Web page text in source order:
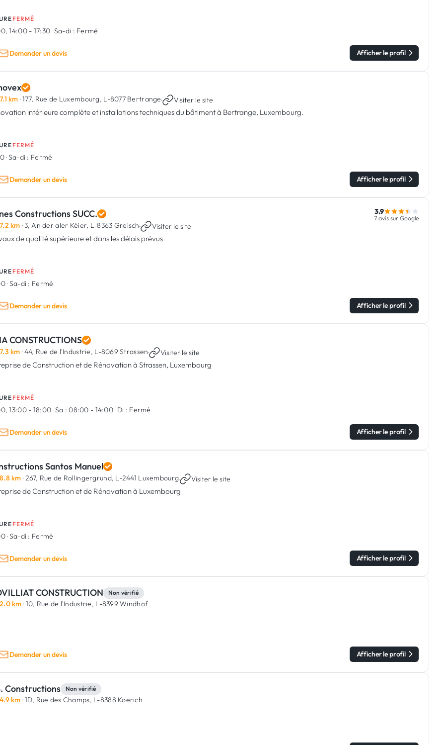
FERMÉ
14:00 - 17:30·Sa-di : Fermé
Demander un devis Afficher le profil
7.1 km · 177, Rue de Luxembourg, L-8077 Bertrange· Visiter le site
intérieure complète et installations techniques du bâtiment à Bertrange, Luxembourg.
FERMÉ
·Sa-di : Fermé
Demander un devis Afficher le profil
Constructions SUCC.
7.2 km · 3, An der aler Kéier, L-8363 Greisch· Visiter le site
de qualité supérieure et dans les délais prévus
3.9
7 avis sur Google
FERMÉ
·Sa-di : Fermé
Demander un devis Afficher le profil
CONSTRUCTIONS
7.3 km · 44, Rue de l'Industrie, L-8069 Strassen· Visiter le site
de Construction et de Rénovation à Strassen, Luxembourg
FERMÉ
13:00 - 18:00·Sa : 08:00 - 14:00· Di : Fermé
Demander un devis Afficher le profil
Santos Manuel
8.8 km · 267, Rue de Rollingergrund, L-2441 Luxembourg· Visiter le site
de Construction et de Rénovation à Luxembourg
FERMÉ
·Sa-di : Fermé
Demander un devis Afficher le profil
CONSTRUCTION Non vérifié
2.0 km · 10, Rue de l'Industrie, L-8399 Windhof
Demander un devis Afficher le profil
Constructions Non vérifié
4.9 km · 1D, Rue des Champs, L-8388 Koerich